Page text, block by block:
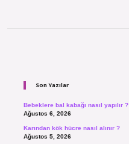
Son Yazılar
Bebeklere bal kabağı nasıl yapılır ?
Ağustos 6, 2026
Karından kök hücre nasıl alınır ?
Ağustos 5, 2026